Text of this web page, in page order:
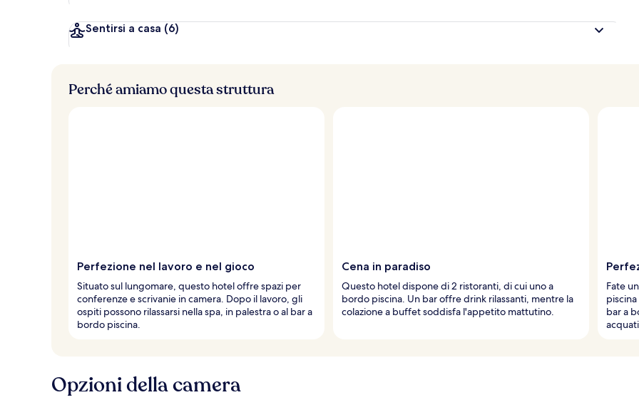
Sentirsi a casa (6)
Perché amiamo questa struttura
Perfezione nel lavoro e nel gioco
Situato sul lungomare, questo hotel offre spazi per
conferenze e scrivanie in camera. Dopo il lavoro, gli
ospiti possono rilassarsi nella spa, in palestra o al bar a
bordo piscina.
Cena in paradiso
Questo hotel dispone di 2 ristoranti, di cui uno a
bordo piscina. Un bar offre drink rilassanti, mentre la
colazione a buffet soddisfa l'appetito mattutino.
Fate
bar a
Opzioni della camera